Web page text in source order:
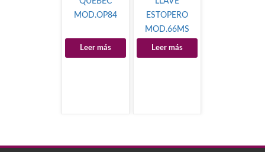
MOD.OP84
Leer más
ESTOPERO
MOD.66MS
Leer más